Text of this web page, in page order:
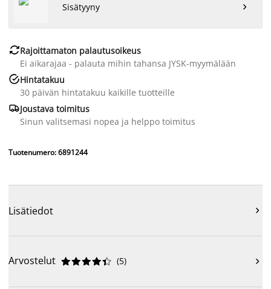
Sisätyyny 
Rajoittamaton palautusoikeus
Ei aikarajaa - palauta mihin tahansa JYSK-myymälään
Hintatakuu
30 päivän hintatakuu kaikille tuotteille
Joustava toimitus
Sinun valitsemasi nopea ja helppo toimitus
Tuotenumero: 6891244
Lisätiedot 
Arvostelut 




 (5) 